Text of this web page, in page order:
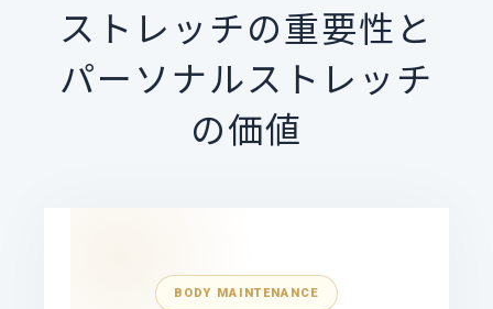
ストレッチの重要性と
パーソナルストレッチ
の価値
BODY MAINTENANCE